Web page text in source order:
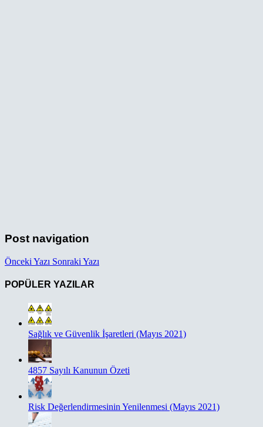
Post navigation
Önceki Yazı Sonraki Yazı
POPÜLER YAZILAR
Sağlık ve Güvenlik İşaretleri (Mayıs 2021)
4857 Sayılı Kanunun Özeti
Risk Değerlendirmesinin Yenilenmesi (Mayıs 2021)